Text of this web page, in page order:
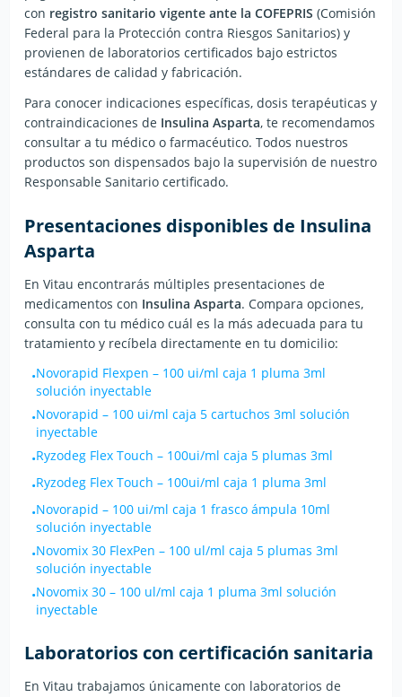
con registro sanitario vigente ante la COFEPRIS (Comisión
Federal para la Protección contra Riesgos Sanitarios) y
provienen de laboratorios certificados bajo estrictos
estándares de calidad y fabricación.
Para conocer indicaciones específicas, dosis terapéuticas y
contraindicaciones de Insulina Asparta, te recomendamos
consultar a tu médico o farmacéutico. Todos nuestros
productos son dispensados bajo la supervisión de nuestro
Responsable Sanitario certificado.
Presentaciones disponibles de Insulina
Asparta
En Vitau encontrarás múltiples presentaciones de
medicamentos con Insulina Asparta. Compara opciones,
consulta con tu médico cuál es la más adecuada para tu
tratamiento y recíbela directamente en tu domicilio:
•Novorapid Flexpen – 100 ui/ml caja 1 pluma 3ml
solución inyectable
•Novorapid– 100 ui/ml caja 5 cartuchos 3ml solución
inyectable
•Ryzodeg Flex Touch– 100ui/ml caja 5 plumas 3ml
•Ryzodeg Flex Touch– 100ui/ml caja 1 pluma 3ml
•Novorapid– 100 ui/ml caja 1 frasco ámpula 10ml
solución inyectable
•Novomix 30 FlexPen – 100 ul/ml caja 5 plumas 3ml
solución inyectable
•Novomix 30 – 100 ul/ml caja 1 pluma 3ml solución
inyectable
Laboratorios con certificación sanitaria
En Vitau trabajamos únicamente con laboratorios de